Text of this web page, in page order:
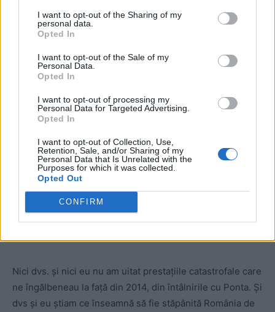
I want to opt-out of the Sharing of my
personal data.
Opted In
I want to opt-out of the Sale of my
Personal Data.
Opted In
I want to opt-out of processing my
Personal Data for Targeted Advertising.
Opted In
I want to opt-out of Collection, Use,
Retention, Sale, and/or Sharing of my
Personal Data that Is Unrelated with the
Purposes for which it was collected.
Opted Out
CONFIRM
probabilitate foarte mic, extraordinar, reușind să treacă
râul, fără ca el să aibă vreo calitate în direcția asta.
ad
Nici dvs. și nici eu nu am uitat prestațiile catastrofale care
ne îngălbeneau la față din 2014, din întâlnirile cu Ponta. Și
dvs și eu știam ce înseamnă să fie stăpânită România de